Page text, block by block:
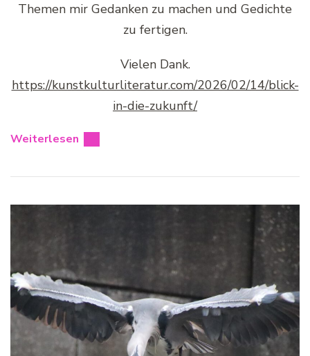
Themen mir Gedanken zu machen und Gedichte
zu fertigen.
Vielen Dank.
https://kunstkulturliteratur.com/2026/02/14/blick-
in-die-zukunft/
Weiterlesen